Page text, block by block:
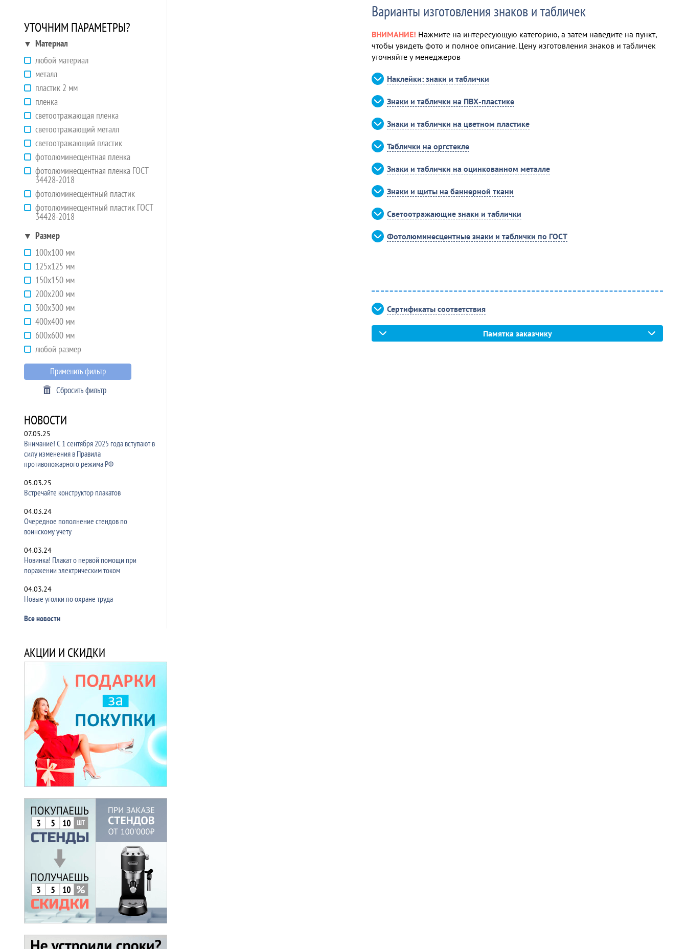
УТОЧНИМ ПАРАМЕТРЫ?
Материал
любой материал
металл
пластик 2 мм
пленка
светоотражающая пленка
светоотражающий металл
светоотражающий пластик
фотолюминесцентная пленка
фотолюминесцентная пленка ГОСТ
34428-2018
фотолюминесцентный пластик
фотолюминесцентный пластик ГОСТ
34428-2018
Размер
100х100 мм
125х125 мм
150х150 мм
200х200 мм
300х300 мм
400х400 мм
600х600 мм
любой размер
Применить фильтр
Сбросить фильтр
НОВОСТИ
07.05.25
Внимание! С 1 сентября 2025 года вступают в
силу изменения в Правила
противопожарного режима РФ
05.03.25
Встречайте конструктор плакатов
04.03.24
Очередное пополнение стендов по
воинскому учету
04.03.24
Новинка! Плакат о первой помощи при
поражении электрическим током
04.03.24
Новые уголки по охране труда
Все новости
АКЦИИ И СКИДКИ
Варианты изготовления знаков и табличек
ВНИМАНИЕ! Нажмите на интересующую категорию, а затем наведите на пункт,
чтобы увидеть фото и полное описание. Цену изготовления знаков и табличек
уточняйте у менеджеров
Наклейки: знаки и таблички
Знаки и таблички на ПВХ-пластике
Знаки и таблички на цветном пластике
Таблички на оргстекле
Знаки и таблички на оцинкованном металле
Знаки и щиты на баннерной ткани
Светоотражающие знаки и таблички
Фотолюминесцентные знаки и таблички по ГОСТ
Сертификаты соответствия
Памятка заказчику